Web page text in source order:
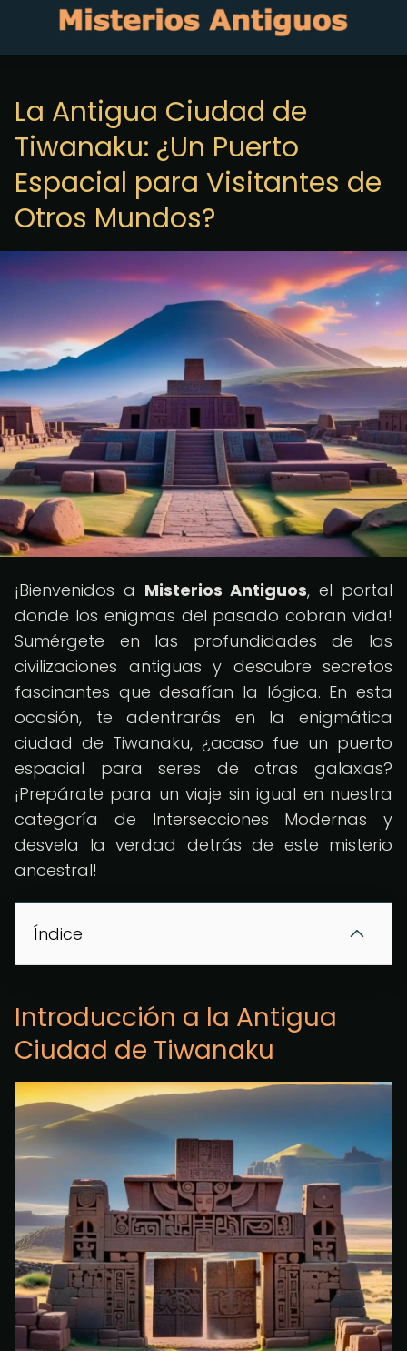
La Antigua Ciudad de
Tiwanaku: ¿Un Puerto
Espacial para Visitantes de
Otros Mundos?
¡Bienvenidos a Misterios Antiguos, el portal
donde los enigmas del pasado cobran vida!
Sumérgete en las profundidades de las
civilizaciones antiguas y descubre secretos
fascinantes que desafían la lógica. En esta
ocasión, te adentrarás en la enigmática
ciudad de Tiwanaku, ¿acaso fue un puerto
espacial para seres de otras galaxias?
¡Prepárate para un viaje sin igual en nuestra
categoría de Intersecciones Modernas y
desvela la verdad detrás de este misterio
ancestral!
Índice
Introducción a la Antigua
Ciudad de Tiwanaku